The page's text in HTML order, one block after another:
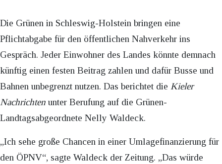
Die Grünen in Schleswig-Holstein bringen eine
Pflichtabgabe für den öffentlichen Nahverkehr ins
Gespräch. Jeder Einwohner des Landes könnte demnach
künftig einen festen Beitrag zahlen und dafür Busse und
Bahnen unbegrenzt nutzen. Das berichtet die Kieler
Nachrichten unter Berufung auf die Grünen-
Landtagsabgeordnete Nelly Waldeck.
„Ich sehe große Chancen in einer Umlagefinanzierung für
den ÖPNV“, sagte Waldeck der Zeitung. „Das würde